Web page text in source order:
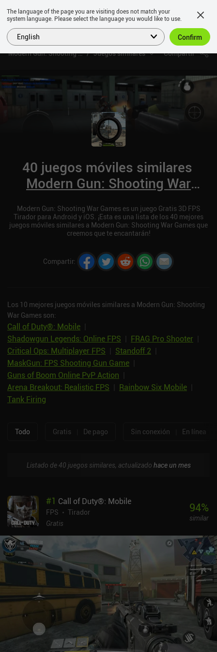
Modern Gun: Shooting War GamesJuegos similares Compartir
40 juegos móviles similares
Modern Gun: Shooting War
Modern Gun: Shooting War Games es un juego Gratis 3D FPS
Tirador para Android y iOS. ¡Esta es una lista de los 40 mejores
juegos móviles similares a Modern Gun: Shooting War Games que
creemos que te encantarán!
Compartir:
Los 10 mejores juegos móviles similares a Modern Gun: Shooting
War Games son:
Call of Duty®: Mobile
Shadowgun Legends: Online FPS
FRAG Pro Shooter
Critical Ops: Multiplayer FPS
Standoff 2
MaskGun: FPS Shooting Gun Game
Guns of Boom Online PvP Action
Arena Breakout: Realistic FPS
Rainbow Six Mobile
Tank Firing
Todo Gratis De pago Sin conexión En línea
Listado de 40 juegos similares, actualizado hace un mes
#1 Call of Duty®: Mobile
FPS
Tirador
Gratis
94%
similar
The language of the page you are visiting does not match your
system language. Please select the language you would like to use.
English Confirm